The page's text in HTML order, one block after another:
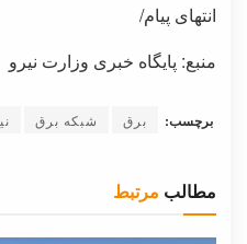
انتهای پیام/
منبع: پایگاه خبری وزارت نیرو
برچسب: برق شبکه برق
مطالب مرتبط